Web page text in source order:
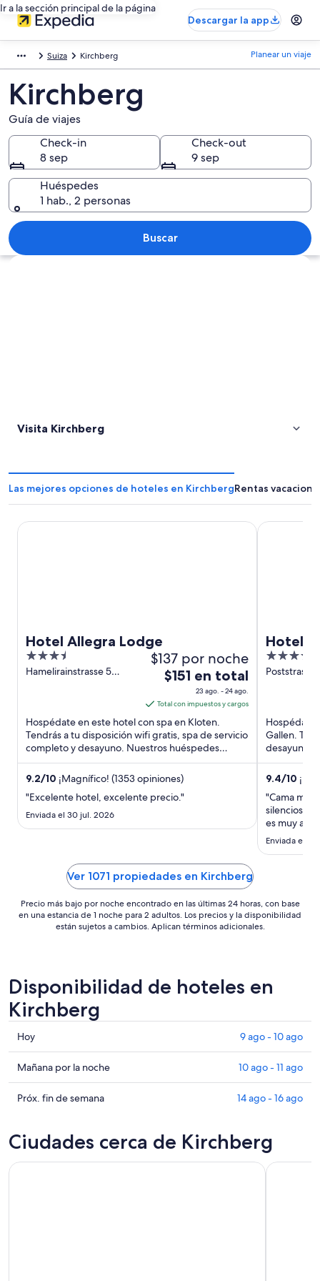
Ir a la sección principal de la página
Descargar la app
Suiza Kirchberg Planear un viaje
Kirchberg
Guía de viajes
Check-in
8 sep
Check-out
9 sep
Huéspedes
1 hab., 2 personas
Buscar
Explorar mapa
Visita Kirchberg
Las mejores opciones de hoteles en KirchbergRentas
Hotel Allegra Lodge
3.5
out
Hamelirainstrasse 5
$137 por noche
El
precio
es
de
$151
en
total
por
noche
24
ago
$151 en total
23 ago. - 24 ago.
Total con impuestos y cargos
Hospédate en este hotel con spa en Kloten.
Tendrás a tu disposición wifi gratis, spa de servicio
completo y desayuno. Nuestros huéspedes
destacan el desayuno ...
9.2/10 ¡Magnífico! (1353 opiniones)
"Excelente hotel, excelente precio."
Enviada el 30 jul. 2026
Hotel Allegra Lodge
Hotel
4
out
Poststrasse
Hospédate
Gallen.
desayuno y
huéspedes
9.4/10
"Cama muy
silencioso ,
es muy
Enviada el 14
Hotel
Ver 1071 propiedades en Kirchberg
Precio más bajo por noche encontrado en las últimas 24 horas, con base
en una estancia de 1 noche para 2 adultos. Los precios y la disponibilidad
están sujetos a cambios. Aplican términos adicionales.
Disponibilidad de hoteles en
Kirchberg
Consultar
precios
en
Kirchberg
para
ago
Hoy 9 ago - 10 ago
Consultar
precios
en
mañana
Mañana por la noche 10 ago - 11 ago
Consultar
Kirchberg
para
Próx. fin de semana 14 ago - 16 ago
Ciudades cerca de Kirchberg